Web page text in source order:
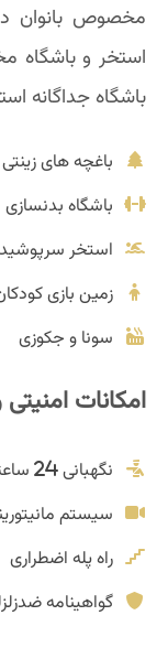
مخصوص بانوان
استخر و باشگاه
باشگاه جداگانه
باغچه های زینتی
باشگاه بدنسازی
استخر
زمین بازی
سونا و جکوزی
امکانات
نگهبانی 24 ساعته
سیستم
راه پله اضطراری
گواهینامه